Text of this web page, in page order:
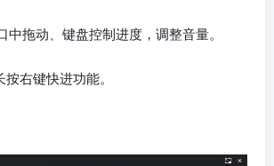
中拖动、键盘控制进度，调整音量。
右键快进功能。